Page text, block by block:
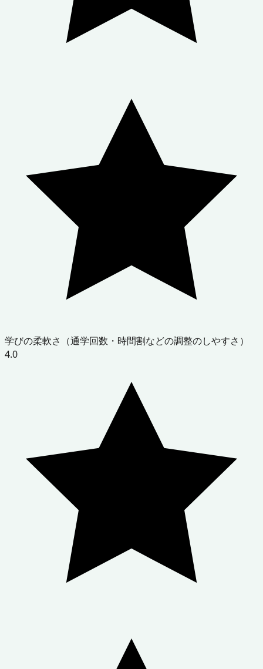
学びの柔軟さ（通学回数・時間割などの調整のしやすさ）
4.0